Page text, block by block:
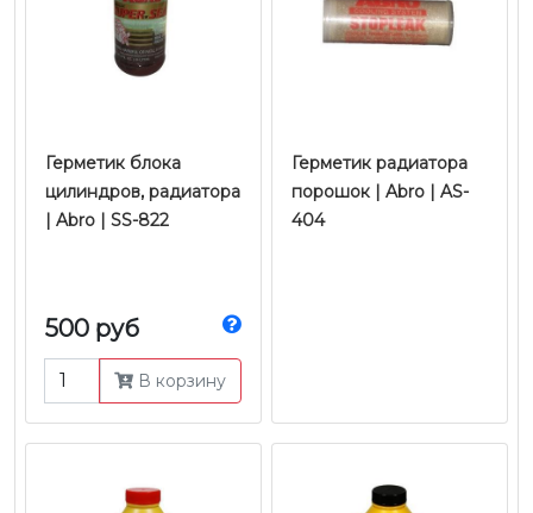
Герметик блока
цилиндров, радиатора
| Abro | SS-822
500 руб
В корзину
Герметик радиатора
порошок | Abro | AS-
404